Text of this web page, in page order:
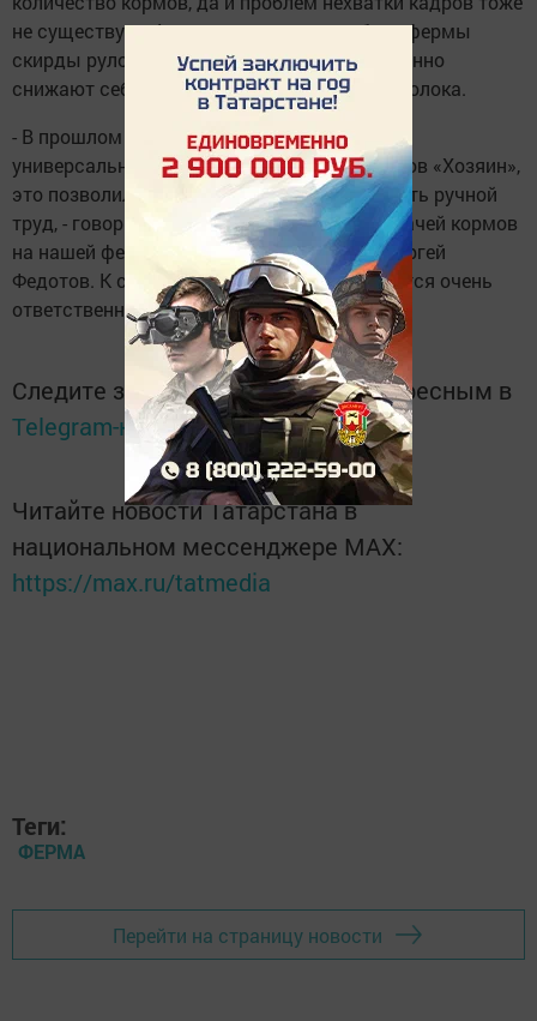
не существует. Аккуратно сложенные близ фермы
скирды рулонного сена и соломы существенно
снижают себестоимость произведенного молока.
- В прошлом году, когда на ферму поступил
универсальный смеситель-раздатчик кормов «Хозяин»,
это позволило существенно минимизировать ручной
труд, - говорит заведующая фермой. - Раздачей кормов
на нашей ферме занимается тракторист Сергей
Федотов. К своим обязанностям он относится очень
ответственно.
Следите за самым важным и интересным в
Telegram-каналеТатмедиа
Читайте новости Татарстана в
национальном мессенджере MАХ:
https://max.ru/tatmedia
Теги:
ФЕРМА
Перейти на страницу новости